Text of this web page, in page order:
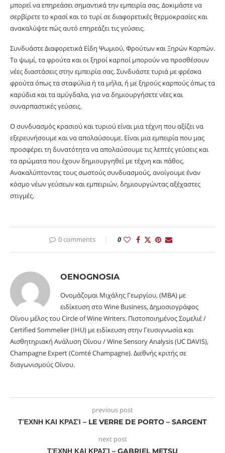
μπορεί να επηρεάσει σημαντικά την εμπειρία σας. Δοκιμάστε να
σερβίρετε το κρασί και το τυρί σε διαφορετικές θερμοκρασίες και
ανακαλύψτε πώς αυτό επηρεάζει τις γεύσεις.
Συνδυάστε Διαφορετικά Είδη Ψωμιού, Φρούτων και Ξηρών Καρπών.
Το ψωμί, τα φρούτα και οι ξηροί καρποί μπορούν να προσθέσουν
νέες διαστάσεις στην εμπειρία σας. Συνδυάστε τυριά με φρέσκα
φρούτα όπως τα σταφύλια ή τα μήλα, ή με ξηρούς καρπούς όπως τα
καρύδια και τα αμύγδαλα, για να δημιουργήσετε νέες και
συναρπαστικές γεύσεις.
Ο συνδυασμός κρασιού και τυριού είναι μια τέχνη που αξίζει να
εξερευνήσουμε και να απολαύσουμε. Είναι μια εμπειρία που μας
προσφέρει τη δυνατότητα να απολαύσουμε τις λεπτές γεύσεις και
τα αρώματα που έχουν δημιουργηθεί με τέχνη και πάθος.
Ανακαλύπτοντας τους σωστούς συνδυασμούς, ανοίγουμε έναν
κόσμο νέων γεύσεων και εμπειριών, δημιουργώντας αξέχαστες
στιγμές.
0 comments 0
OENOGNOSIA
Ονομάζομαι Μιχάλης Γεωργίου, (MBA) με
ειδίκευση στο Wine Business, Δημοσιογράφος
Οίνου μέλος του Circle of Wine Writers. Πιστοποιημένος Σομελιέ /
Certified Sommelier (IHU) με ειδίκευση στην Γευσιγνωσία και
Αισθητηριακή Ανάλυση Οίνου / Wine Sensory Analysis (UC DAVIS),
Champagne Expert (Comté Champagne). Διεθνής κριτής σε
διαγωνισμούς Οίνου.
previous post
ΤΈΧΝΗ ΚΑΙ ΚΡΑΣΊ – LE VERRE DE PORTO – SARGENT
next post